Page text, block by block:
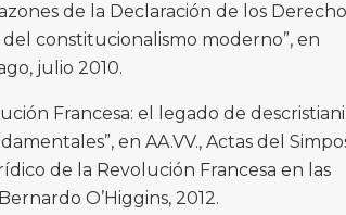
de la Declaración de los
constitucionalismo moderno”, en
julio 2010.
Francesa: el legado de
en AA.VV., Actas del
de la Revolución Francesa en las
O’Higgins, 2012.